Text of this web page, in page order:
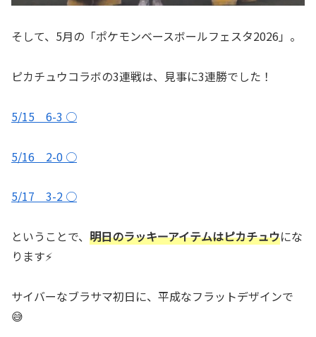
そして、5月の「ポケモンベースボールフェスタ2026」。
ピカチュウコラボの3連戦は、見事に3連勝でした！
5/15 6-3 ○
5/16 2-0 ○
5/17 3-2 ○
ということで、 明日のラッキーアイテムはピカチュウにな
ります⚡️
サイバーなブラサマ初日に、平成なフラットデザインで
😅